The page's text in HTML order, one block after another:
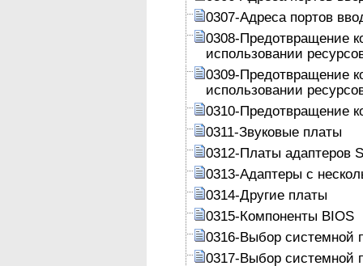
0307-Адреса портов
0308-Предотвращение
использовании
0309-Предотвращение
использовании
0310-Предотвращение
0311-Звуковые платы
0312-Платы адаптеров
0313-Адаптеры с
0314-Другие платы
0315-Компоненты BIOS
0316-Выбор системной
0317-Выбор системной